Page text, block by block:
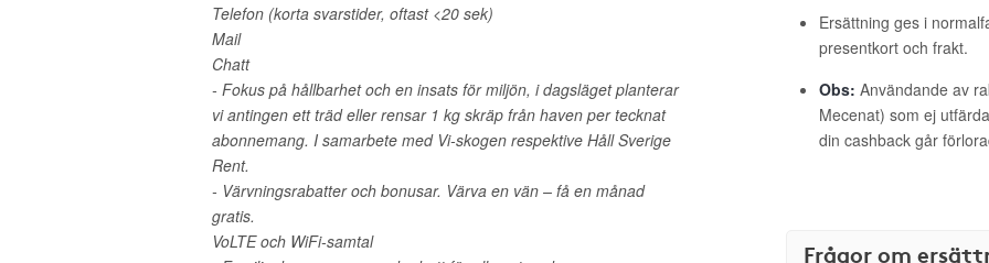
Telefon (korta svarstider, oftast <20 sek)
Mail
Chatt
- Fokus på hållbarhet och en insats för miljön, i dagsläget planterar
vi antingen ett träd eller rensar 1 kg skräp från haven per tecknat
abonnemang. I samarbete med Vi-skogen respektive Håll Sverige
Rent.
- Värvningsrabatter och bonusar. Värva en vän – få en månad
gratis.
VoLTE och WiFi-samtal
Ersättning ges i
presentkort och frakt.
Obs: Användande av
Mecenat) som ej
din cashback går
Frågor om